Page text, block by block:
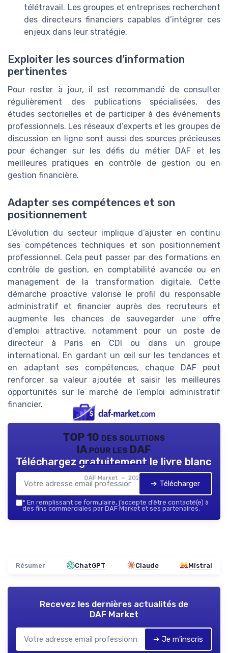
télétravail. Les groupes et entreprises recherchent
des directeurs financiers capables d’intégrer ces
enjeux dans leur stratégie.
Exploiter les sources d’information
pertinentes
Pour rester à jour, il est recommandé de consulter
régulièrement des publications spécialisées, des
études sectorielles et de participer à des événements
professionnels. Les réseaux d’experts et les groupes de
discussion en ligne sont aussi des sources précieuses
pour échanger sur les défis du métier DAF et les
meilleures pratiques en contrôle de gestion ou en
gestion financière.
Adapter ses compétences et son
positionnement
L’évolution du secteur implique d’ajuster en continu
ses compétences techniques et son positionnement
professionnel. Cela peut passer par des formations en
contrôle de gestion, en comptabilité avancée ou en
management de la transformation digitale. Cette
démarche proactive valorise le profil du responsable
administratif et financier auprès des recruteurs et
augmente les chances de sauvegarder une offre
d’emploi attractive, notamment pour un poste de
directeur à Paris en CDI ou dans un groupe
international. En gardant un œil sur les tendances et
en adaptant ses compétences, chaque DAF peut
renforcer sa valeur ajoutée et saisir les meilleures
opportunités sur le marché de l’emploi administratif
financier.
TOP 10 des solutions
IA pour les DAF
DAF Market — 2026
Téléchargez gratuitement le livre blanc
➔ Télécharger
* En remplissant ce formulaire, j’accepte d’être contacté(e) à
des fins commerciales par DAF Market et ses partenaires.
Résumer ChatGPT Claude Mistral
Recevez les dernières actualités de
DAF Market
➔ Je m'inscris